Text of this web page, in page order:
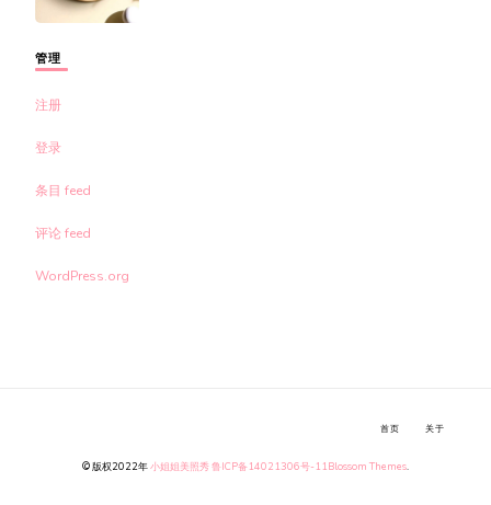
管理
注册
登录
条目 feed
评论 feed
WordPress.org
© 版权2022年小姐姐美照秀鲁ICP备14021306号-11 Blossom Themes.
首页 关于